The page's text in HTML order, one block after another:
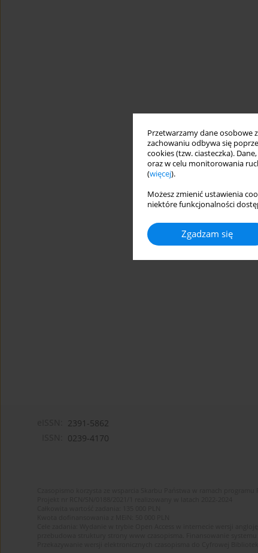
Przetwarzamy dane osobowe
zachowaniu odbywa się
cookies (tzw. ciasteczka).
oraz w celu monitorowania
(więcej).
Możesz zmienić ustawienia
niektóre funkcjonalności
Zgadzam się
2391-5862
0239-4170